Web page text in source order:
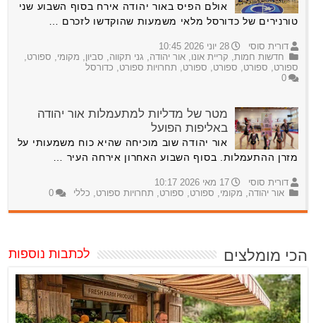
אולם הפיס באור יהודה אירח בסוף השבוע שני
טורנירים של כדורסל מלאי משמעות שהוקדשו לזכרם …
דורית סוסי
28 יוני 2026 10:45
חדשות חמות, קריית אונו, אור יהודה, גני תקווה, סביון, מקומי, ספורט,
ספורט, ספורט, ספורט, ספורט, תחרויות ספורט, כדורסל
0
מטר של מדליות למתעמלות אור יהודה
באליפות הפועל
אור יהודה שוב מוכיחה שהיא כוח משמעותי על
מזרן ההתעמלות. בסוף השבוע האחרון אירחה העיר …
דורית סוסי
17 מאי 2026 10:17
אור יהודה, מקומי, ספורט, ספורט, תחרויות ספורט, כללי 0
הכי מומלצים לכתבות נוספות